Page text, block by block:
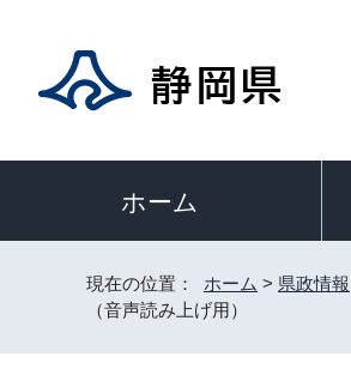
ホーム
現在の位置： ホーム > 県政情報
（音声読み上げ用）